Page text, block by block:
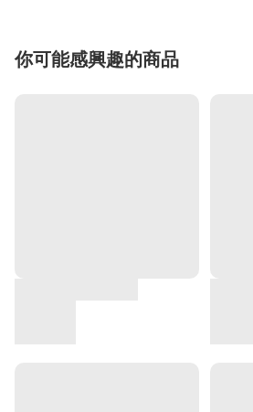
你可能感興趣的商品